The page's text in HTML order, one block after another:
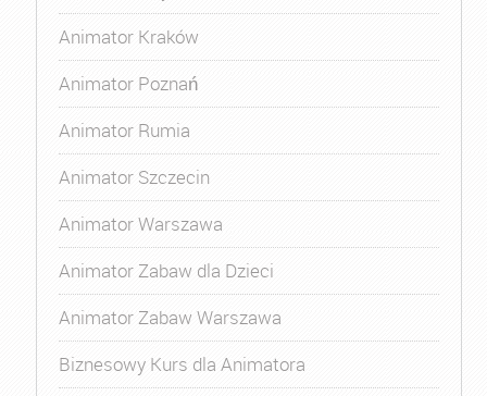
Animator Kraków
Animator Poznań
Animator Rumia
Animator Szczecin
Animator Warszawa
Animator Zabaw dla Dzieci
Animator Zabaw Warszawa
Biznesowy Kurs dla Animatora